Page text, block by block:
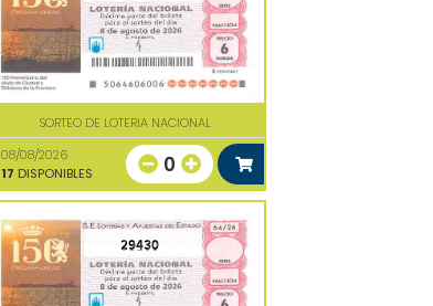
SORTEO DE LOTERIA NACIONAL
08/08/2026
17 DISPONIBLES 0
29430